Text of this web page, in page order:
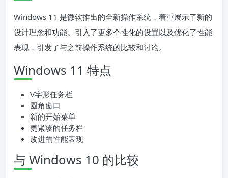
Windows 11 是微软推出的全新操作系统，着重展示了新的
设计理念和功能。引入了更多个性化的设置以及优化了性能
表现，引发了与之前操作系统的比较和讨论。
Windows 11 特点
V字形任务栏
圆角窗口
新的开始菜单
更紧凑的任务栏
改进的性能表现
与 Windows 10 的比较